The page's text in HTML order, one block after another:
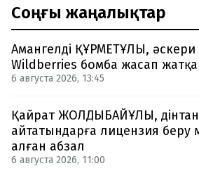
Соңғы жаңалықтар
Амангелді ҚҰРМЕТҰЛЫ,
Wildberries бомба жасап
6 августа 2026, 13:45
Қайрат ЖОЛДЫБАЙҰЛЫ,
айтатындарға лицензия беру
алған абзал
6 августа 2026, 11:00